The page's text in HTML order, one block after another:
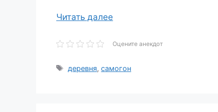
Читать далее
Оцените анекдот
Метки
деревня,самогон